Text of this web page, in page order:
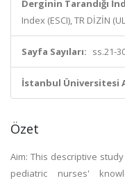
Derginin Tarandığı
Index (ESCI), TR DİZİN
Sayfa Sayıları: ss.21-
İstanbul Üniversitesi
Özet
Aim: This descriptive
pediatric nurses'